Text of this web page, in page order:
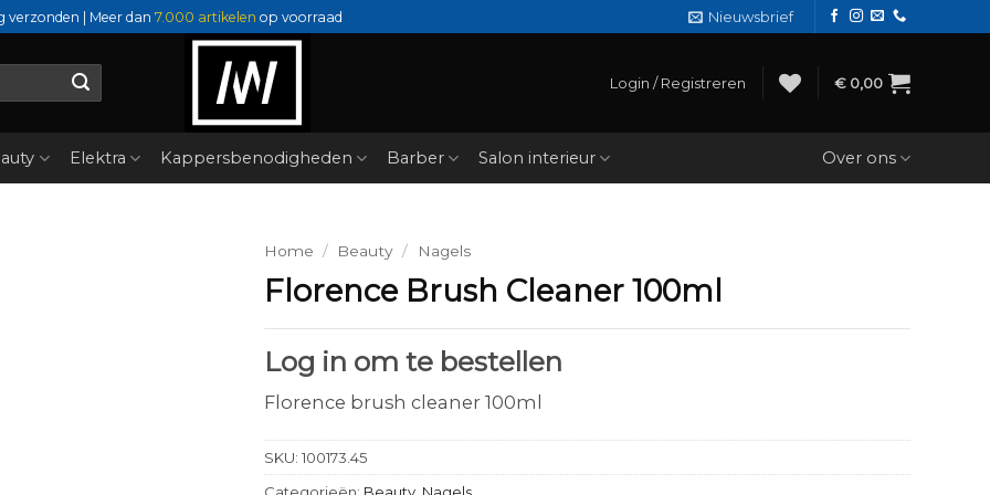
verzonden | Meer dan 7.000 artikelen op voorraad Nieuwsbrief
Login / Registreren € 0,00
Elektra Kappersbenodigheden Barber Salon interieur Over ons
Home / Beauty / Nagels
Florence Brush Cleaner 100ml
Log in om te bestellen
Florence brush cleaner 100ml
SKU: 100173.45